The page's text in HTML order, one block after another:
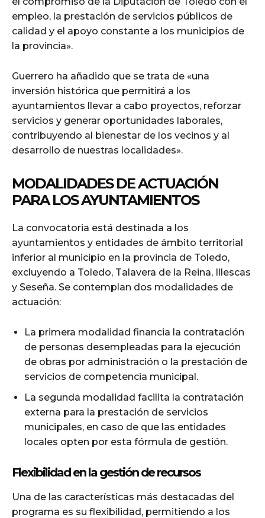
empleo, la prestación de servicios públicos de
calidad y el apoyo constante a los municipios de
la provincia».
Guerrero ha añadido que se trata de «una
inversión histórica que permitirá a los
ayuntamientos llevar a cabo proyectos, reforzar
servicios y generar oportunidades laborales,
contribuyendo al bienestar de los vecinos y al
desarrollo de nuestras localidades».
MODALIDADES DE ACTUACIÓN
PARA LOS AYUNTAMIENTOS
La convocatoria está destinada a los
ayuntamientos y entidades de ámbito territorial
inferior al municipio en la provincia de Toledo,
excluyendo a Toledo, Talavera de la Reina, Illescas
y Seseña. Se contemplan dos modalidades de
actuación:
La primera modalidad financia la contratación
de personas desempleadas para la ejecución
de obras por administración o la prestación de
servicios de competencia municipal.
La segunda modalidad facilita la contratación
externa para la prestación de servicios
municipales, en caso de que las entidades
locales opten por esta fórmula de gestión.
Flexibilidad en la gestión de recursos
Una de las características más destacadas del
programa es su flexibilidad, permitiendo a los